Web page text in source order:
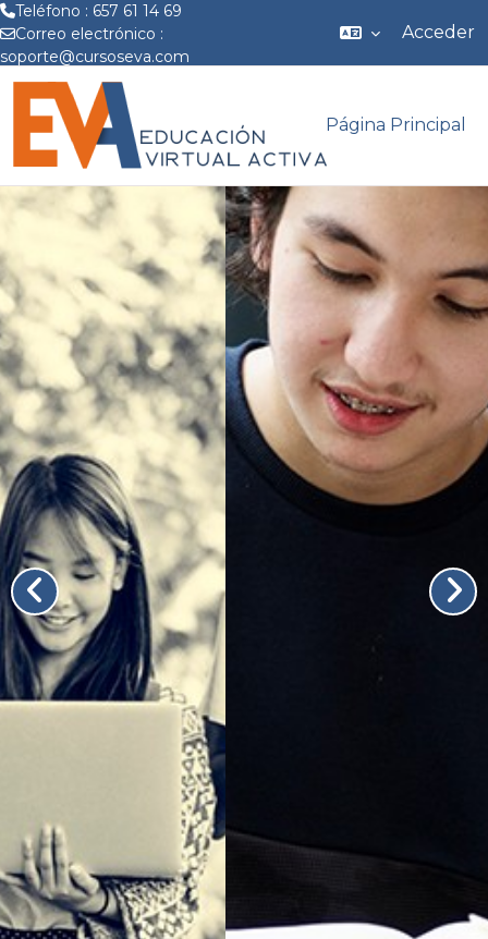
Salta al contenido principal
Teléfono : 657 61 14 69
Correo electrónico :
soporte@cursoseva.com
Acceder
Página Principal